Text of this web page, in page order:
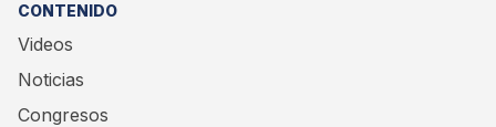
CONTENIDO
Videos
Noticias
Congresos